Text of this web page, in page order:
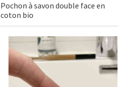
Pochon à savon double face en
coton bio